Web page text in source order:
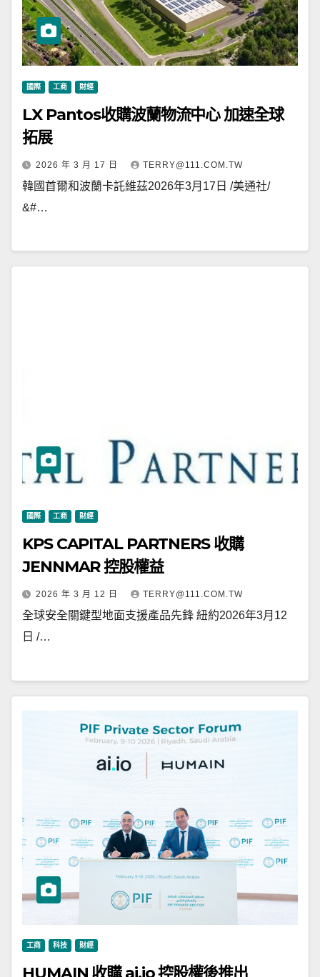
國際 工商 財經
LX Pantos收購波蘭物流中心 加速全球
拓展
2026 年 3 月 17 日 TERRY@111.COM.TW
韓國首爾和波蘭卡託維茲2026年3月17日 /美通社/
&#…
國際 工商 財經
KPS CAPITAL PARTNERS 收購
JENNMAR 控股權益
2026 年 3 月 12 日 TERRY@111.COM.TW
全球安全關鍵型地面支援產品先鋒 紐約2026年3月12
日 /…
工商 科技 財經